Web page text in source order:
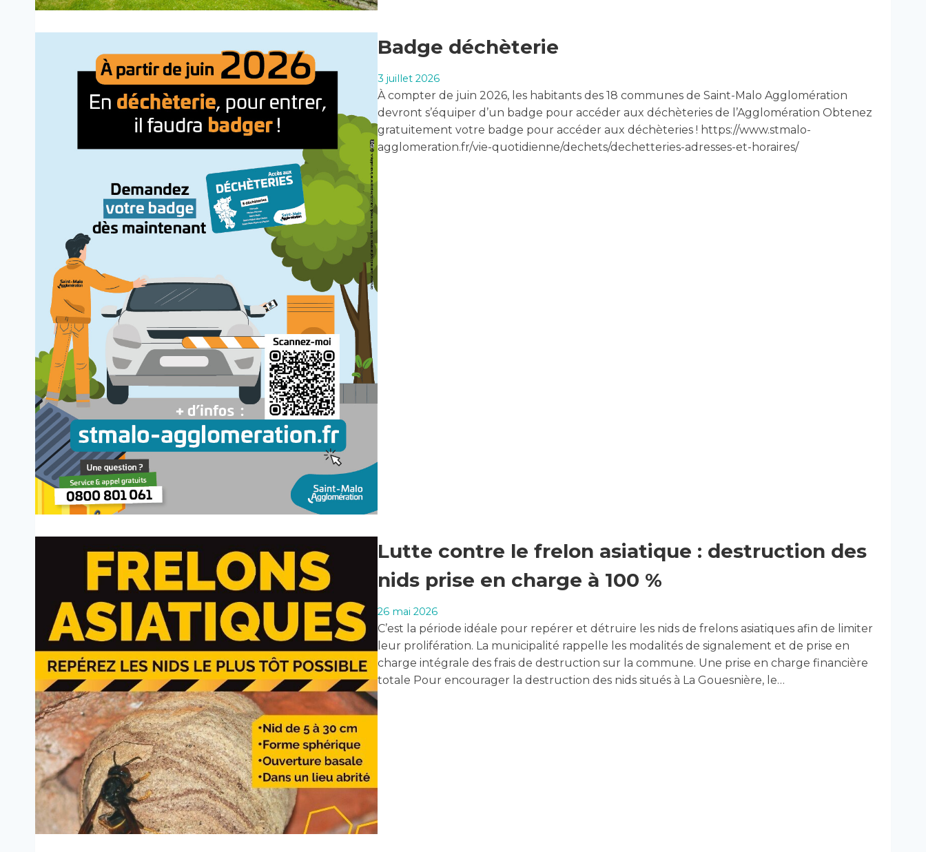
Badge déchèterie
3 juillet 2026
À compter de juin 2026, les habitants des 18 communes de Saint-Malo Agglomération
devront s’équiper d’un badge pour accéder aux déchèteries de l’Agglomération Obtenez
gratuitement votre badge pour accéder aux déchèteries ! https://www.stmalo-
agglomeration.fr/vie-quotidienne/dechets/dechetteries-adresses-et-horaires/
Lutte contre le frelon asiatique : destruction des
nids prise en charge à 100 %
26 mai 2026
C’est la période idéale pour repérer et détruire les nids de frelons asiatiques afin de limiter
leur prolifération. La municipalité rappelle les modalités de signalement et de prise en
charge intégrale des frais de destruction sur la commune. Une prise en charge financière
totale Pour encourager la destruction des nids situés à La Gouesnière, le…